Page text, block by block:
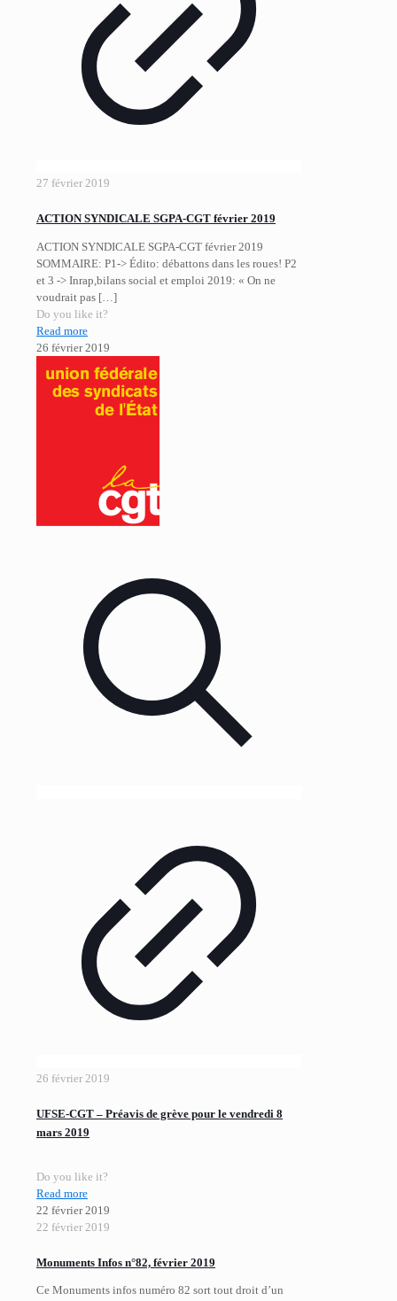
27 février 2019
ACTION SYNDICALE SGPA-CGT février 2019
ACTION SYNDICALE SGPA-CGT février 2019
SOMMAIRE: P1-> Édito: débattons dans les roues! P2
et 3 -> Inrap,bilans social et emploi 2019: « On ne
voudrait pas […]
Do you like it?
Read more
26 février 2019
26 février 2019
UFSE-CGT – Préavis de grève pour le vendredi 8
mars 2019
Do you like it?
Read more
22 février 2019
22 février 2019
Monuments Infos n°82, février 2019
Ce Monuments infos numéro 82 sort tout droit d’un